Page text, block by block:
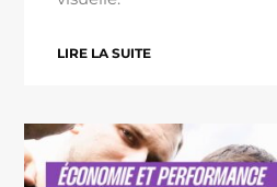
LIRE LA SUITE